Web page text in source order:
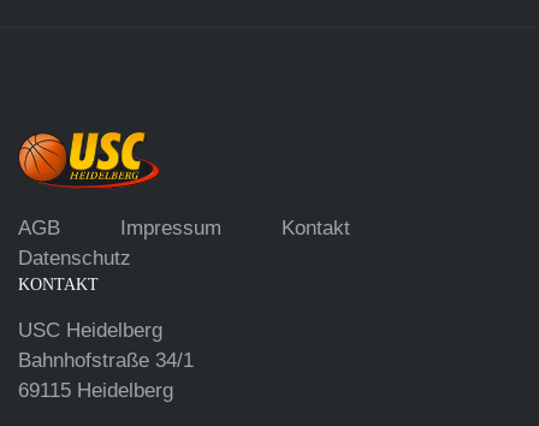
AGB Impressum
Kontakt
Datenschutz
KONTAKT
USC Heidelberg
Bahnhofstraße 34/1
69115 Heidelberg